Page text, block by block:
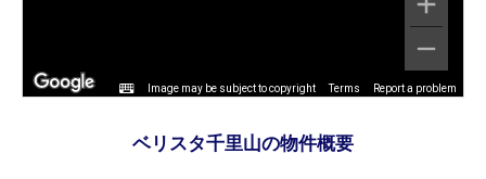
Image may be subject to copyright Terms Report a problem
ベリスタ千里山の物件概要